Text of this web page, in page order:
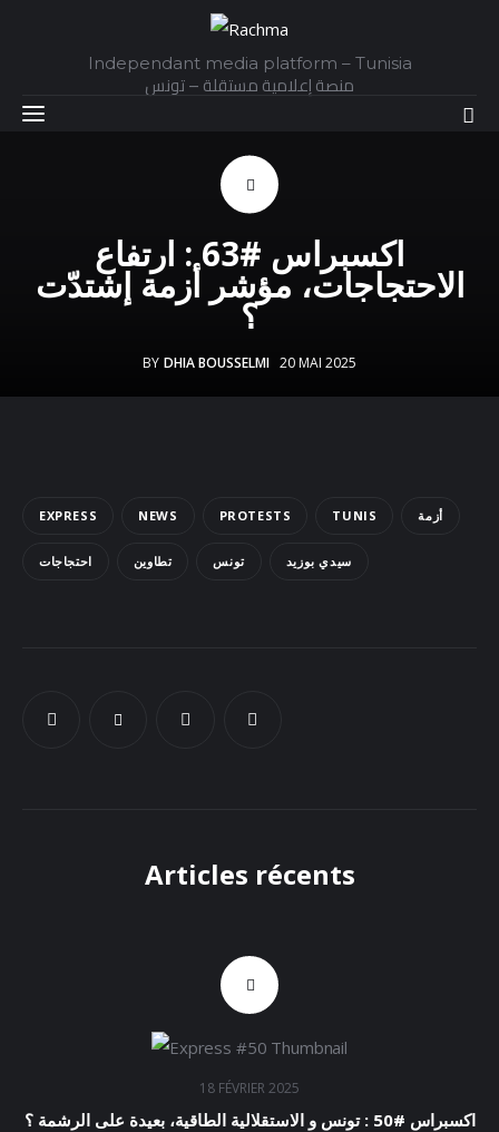
Independant media platform – Tunisia
منصة إعلامية مستقلة – تونس
اكسبراس #63 : ارتفاع
الاحتجاجات، مؤشر أزمة إشتدّت
؟
BY DHIA BOUSSELMI 20 MAI 2025
EXPRESS NEWS PROTESTS TUNIS أزمة
احتجاجات تطاوين تونس سيدي بوزيد
Articles récents
18 FÉVRIER 2025
اكسبراس #50 : تونس و الاستقلالية الطاقية، بعيدة على الرشمة ؟